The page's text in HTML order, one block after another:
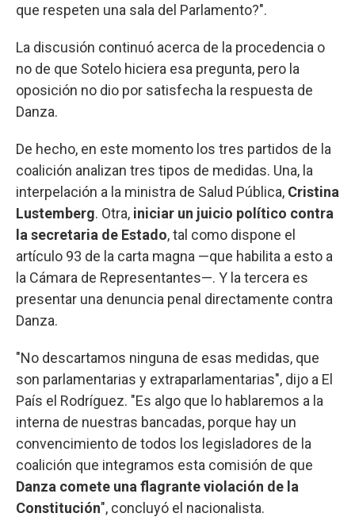
que respeten una sala del Parlamento?".
La discusión continuó acerca de la procedencia o
no de que Sotelo hiciera esa pregunta, pero la
oposición no dio por satisfecha la respuesta de
Danza.
De hecho, en este momento los tres partidos de la
coalición analizan tres tipos de medidas. Una, la
interpelación a la ministra de Salud Pública, Cristina
Lustemberg. Otra, iniciar un juicio político contra
la secretaria de Estado, tal como dispone el
artículo 93 de la carta magna —que habilita a esto a
la Cámara de Representantes—. Y la tercera es
presentar una denuncia penal directamente contra
Danza.
"No descartamos ninguna de esas medidas, que
son parlamentarias y extraparlamentarias", dijo a El
País el Rodríguez. "Es algo que lo hablaremos a la
interna de nuestras bancadas, porque hay un
convencimiento de todos los legisladores de la
coalición que integramos esta comisión de que
Danza comete una flagrante violación de la
Constitución", concluyó el nacionalista.